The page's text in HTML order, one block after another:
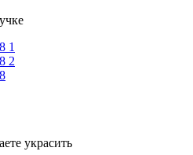
1
2
украсить